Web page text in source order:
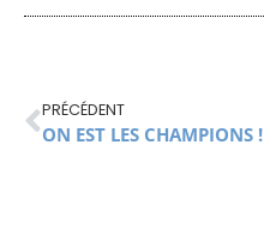
PRÉCÉDENT
ON EST LES CHAMPIONS !